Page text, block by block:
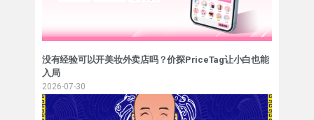
没有经验可以开美妆外卖店吗？价探PriceTag让小白也能
入局
2026-07-30